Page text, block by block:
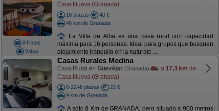
8 Fotos
Video
Casa Nueva (Granada)
16 plazas
40 €
46 km de Granada
La Villa de Alba es una casa rural con capacidad
máxima para 16 personas. Ideal para grupos que busquen
alojamiento tranquilo en la naturale ...
Casas Rurales Medina
Casa Rural en Güevéjar (Granada) a 17,3 km de
Casa Nueva (Granada)
6-22+6 plazas
22 €
9 km de Granada
A sólo 8 Km de GRANADA, pero situado a 900 metros